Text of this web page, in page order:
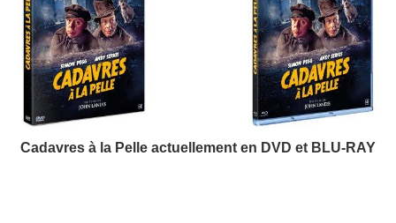
Cadavres à la Pelle actuellement en DVD et BLU-RAY